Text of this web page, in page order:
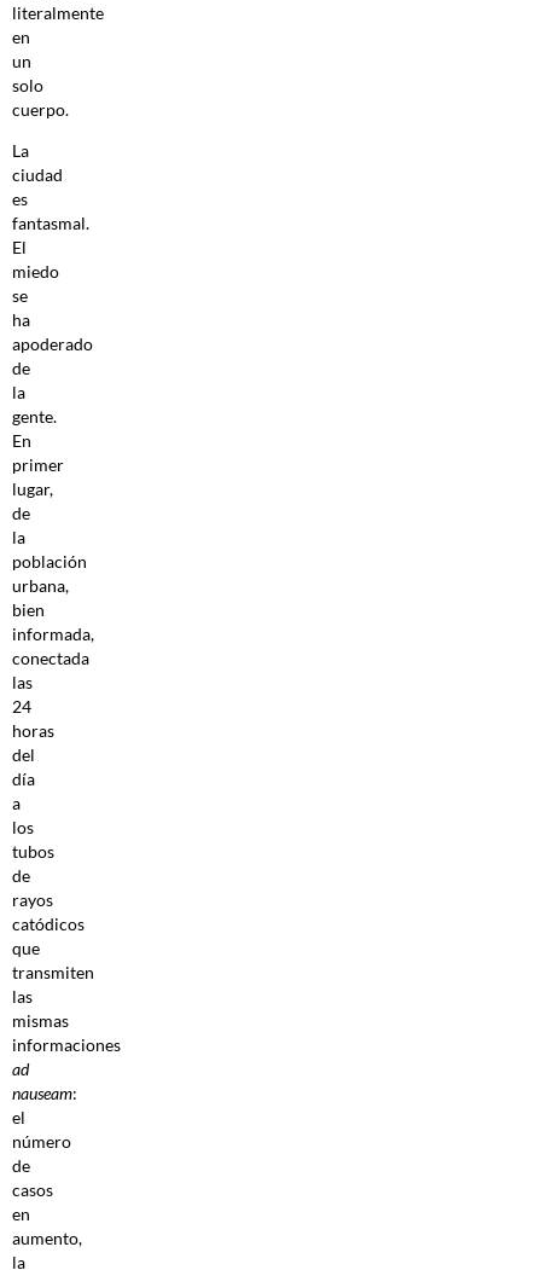
literalmente
en
un
solo
cuerpo.
La
ciudad
es
fantasmal.
El
miedo
se
ha
apoderado
de
la
gente.
En
primer
lugar,
de
la
población
urbana,
bien
informada,
conectada
las
24
horas
del
día
a
los
tubos
de
rayos
catódicos
que
transmiten
las
mismas
informaciones
ad
nauseam:
el
número
de
casos
en
aumento,
la